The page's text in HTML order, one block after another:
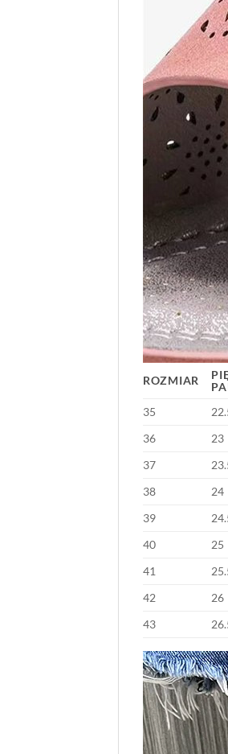
ROZMIAR
35
36
23
37
38
24
39
40
25
41
42
26
43